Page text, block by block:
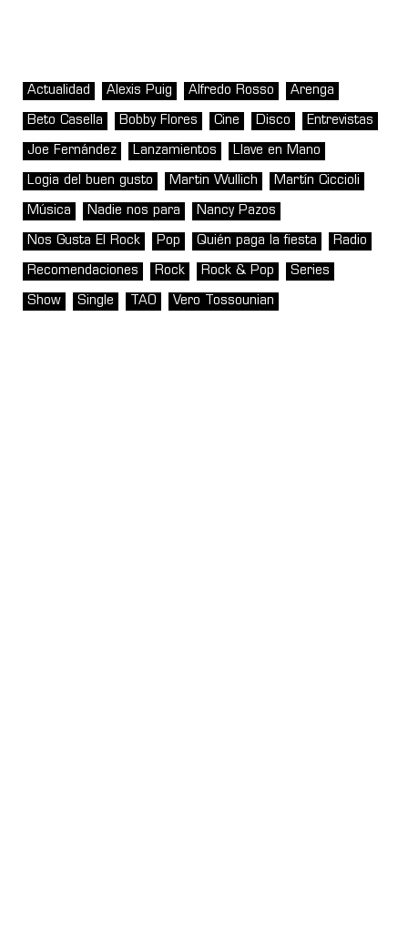
Actualidad Alexis Puig Alfredo Rosso Arenga
Beto Casella Bobby Flores Cine Disco Entrevistas
Joe Fernández Lanzamientos Llave en Mano
Logia del buen gusto Martin Wullich Martín Ciccioli
Música Nadie nos para Nancy Pazos
Nos Gusta El Rock Pop Quién paga la fiesta Radio
Recomendaciones Rock Rock & Pop Series
Show Single TAO Vero Tossounian